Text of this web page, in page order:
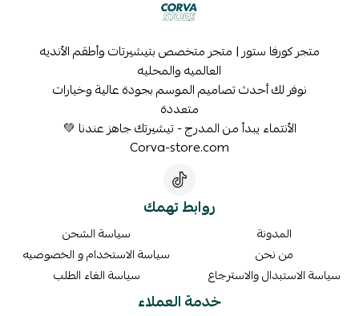
متجر كورفا ستور | متجر متخصص بتيشيرتات وأطقم الأنديه
العالميه والمحليه
نوفر لك أحدث تصاميم الموسم بجودة عالية وخيارات
متعددة
الأنتماء يبدأ من المدرج - تيشيرتك جاهز عندنا 💚
Corva-store.com
روابط تهمك
المدونة
من نحن
سياسة الاستبدال والاسترجاع
سياسة الشحن
سياسة الاستخدام و الخصوصيه
سياسة الغاء الطلب
خدمة العملاء